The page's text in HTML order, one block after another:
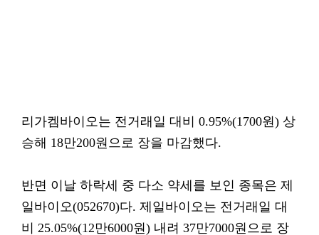
리가켐바이오는 전거래일 대비 0.95%(1700원) 상
승해 18만200원으로 장을 마감했다.
반면 이날 하락세 중 다소 약세를 보인 종목은 제
일바이오(052670)다. 제일바이오는 전거래일 대
비 25.05%(12만6000원) 내려 37만7000원으로 장